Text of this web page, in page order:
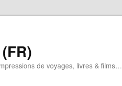
de voyages, livres & films…